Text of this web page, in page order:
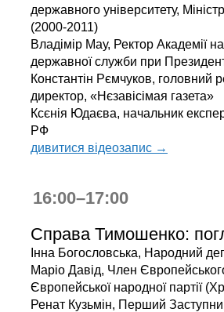
державного університету,
(2000-2011)
Владімір Мау, Ректор Академії
державної служби при
Константін Рємчуков, головний
директор, «Нєзавісімая газета»
Ксєнія Юдаєва, начальник
РФ
дивитися відеозапис →
16:00–17:00
Справа Тимошенко:
Інна Богословська, Народний
Маріо Давід, Член
Європейської народної партії
Ренат Кузьмін, Перший